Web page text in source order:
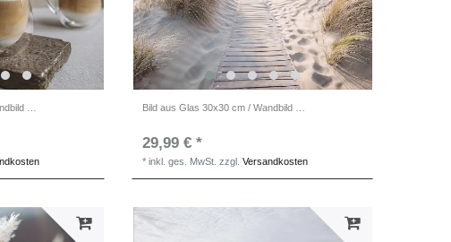
29,99 € *
*inkl. ges. MwSt. zzgl.Versandkosten